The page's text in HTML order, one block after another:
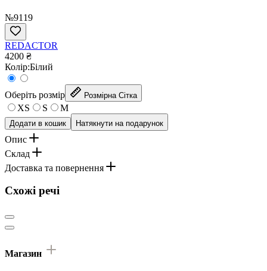
№9119
REDACTOR
4200 ₴
Колір:Білий
Оберіть розмір Розмірна Сітка
XS S M
Додати в кошик Натякнути на подарунок
Опис
Склад
Доставка та повернення
Схожі речі
Магазин